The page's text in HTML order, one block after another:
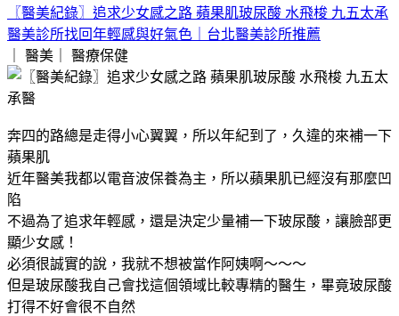
〖醫美紀錄〗追求少女感之路 蘋果肌玻尿酸 水飛梭 九五太承
醫美診所找回年輕感與好氣色｜台北醫美診所推薦
｜ 醫美｜ 醫療保健
奔四的路總是走得小心翼翼，所以年紀到了，久違的來補一下
蘋果肌
近年醫美我都以電音波保養為主，所以蘋果肌已經沒有那麼凹
陷
不過為了追求年輕感，還是決定少量補一下玻尿酸，讓臉部更
顯少女感！
必須很誠實的說，我就不想被當作阿姨啊～～～
但是玻尿酸我自己會找這個領域比較專精的醫生，畢竟玻尿酸
打得不好會很不自然